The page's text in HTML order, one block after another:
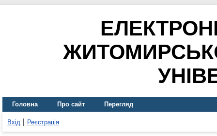
Головна Про сайт Перегляд
Вхід Реєстрація